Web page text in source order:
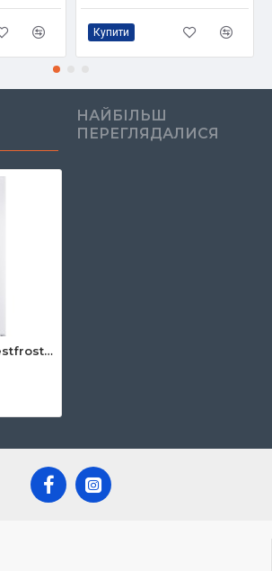
Купити
НАЙБІЛЬШ
ПЕРЕГЛЯДАЛИСЯ
Холодильник Vestfrost CMR 309 W